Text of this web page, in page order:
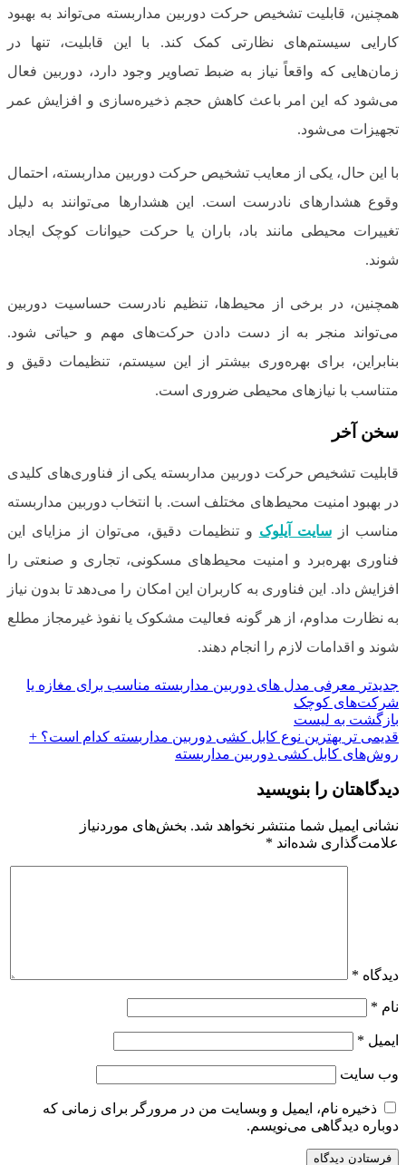
همچنین، قابلیت تشخیص حرکت دوربین مداربسته می‌تواند به بهبود
کارایی سیستم‌های نظارتی کمک کند. با این قابلیت، تنها در
زمان‌هایی که واقعاً نیاز به ضبط تصاویر وجود دارد، دوربین فعال
می‌شود که این امر باعث کاهش حجم ذخیره‌سازی و افزایش عمر
تجهیزات می‌شود.
با این حال، یکی از معایب تشخیص حرکت دوربین مداربسته، احتمال
وقوع هشدارهای نادرست است. این هشدارها می‌توانند به دلیل
تغییرات محیطی مانند باد، باران یا حرکت حیوانات کوچک ایجاد
شوند.
همچنین، در برخی از محیط‌ها، تنظیم نادرست حساسیت دوربین
می‌تواند منجر به از دست دادن حرکت‌های مهم و حیاتی شود.
بنابراین، برای بهره‌وری بیشتر از این سیستم، تنظیمات دقیق و
متناسب با نیازهای محیطی ضروری است.
سخن آخر
قابلیت تشخیص حرکت دوربین مداربسته یکی از فناوری‌های کلیدی
در بهبود امنیت محیط‌های مختلف است. با انتخاب دوربین مداربسته
مناسب ازسایت آیلوک و تنظیمات دقیق، می‌توان از مزایای این
فناوری بهره‌برد و امنیت محیط‌های مسکونی، تجاری و صنعتی را
افزایش داد. این فناوری به کاربران این امکان را می‌دهد تا بدون نیاز
به نظارت مداوم، از هر گونه فعالیت مشکوک یا نفوذ غیرمجاز مطلع
شوند و اقدامات لازم را انجام دهند.
جدیدتر معرفی مدل ‌های دوربین مداربسته مناسب برای مغازه یا
شرکت‌های کوچک
بازگشت به لیست
قدیمی تر بهترین نوع کابل کشی دوربین مداربسته کدام است؟ +
روش‌های کابل کشی دوربین مداربسته
دیدگاهتان را بنویسید
نشانی ایمیل شما منتشر نخواهد شد. بخش‌های موردنیاز
علامت‌گذاری شده‌اند *
دیدگاه *
نام *
ایمیل *
وب‌ سایت
ذخیره نام، ایمیل و وبسایت من در مرورگر برای زمانی که
دوباره دیدگاهی می‌نویسم.